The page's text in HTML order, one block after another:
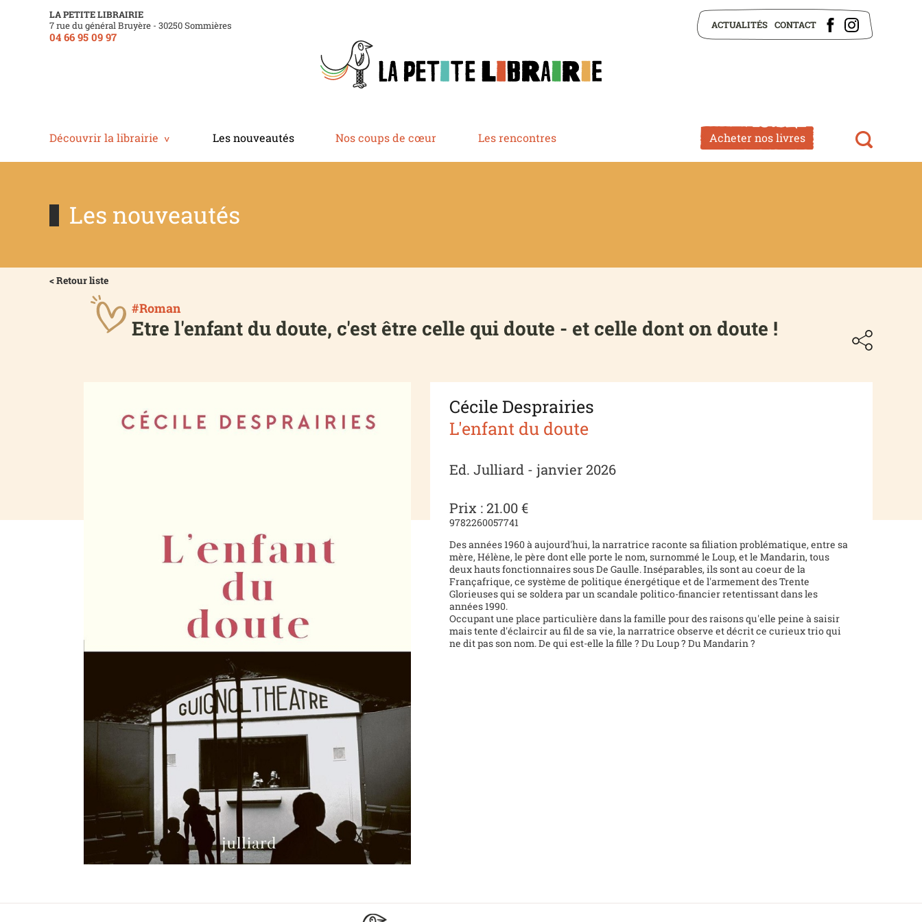
LA PETITE LIBRAIRIE
7 rue du général Bruyère - 30250 Sommières
04 66 95 09 97
ACTUALITÉS CONTACT
Découvrir la librairie Les nouveautés Nos coups de cœur Les rencontres Acheter nos livres
Les nouveautés
< Retour liste
#Roman
Etre l'enfant du doute, c'est être celle qui doute - et celle dont on doute !
Cécile Desprairies
L'enfant du doute
Ed. Julliard - janvier 2026
Prix : 21.00 €
9782260057741
Des années 1960 à aujourd'hui, la narratrice raconte sa filiation problématique, entre sa
mère, Hélène, le père dont elle porte le nom, surnommé le Loup, et le Mandarin, tous
deux hauts fonctionnaires sous De Gaulle. Inséparables, ils sont au coeur de la
Françafrique, ce système de politique énergétique et de l'armement des Trente
Glorieuses qui se soldera par un scandale politico-financier retentissant dans les
années 1990.
Occupant une place particulière dans la famille pour des raisons qu'elle peine à saisir
mais tente d'éclaircir au fil de sa vie, la narratrice observe et décrit ce curieux trio qui
ne dit pas son nom. De qui est-elle la fille ? Du Loup ? Du Mandarin ?